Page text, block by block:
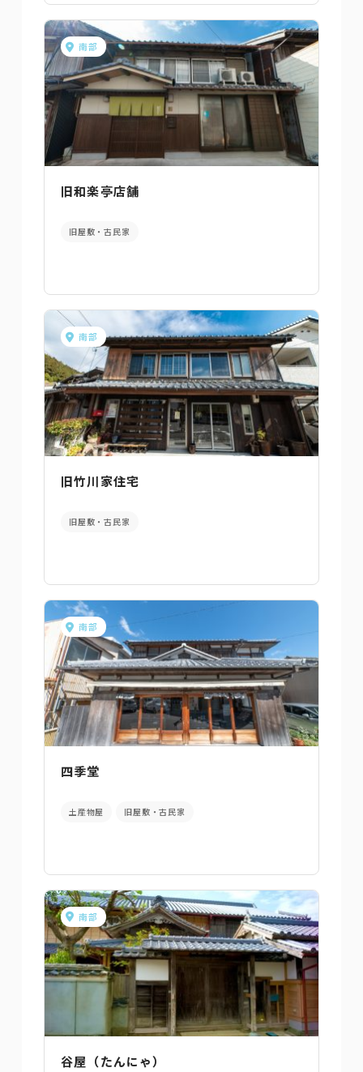
南部
旧和楽亭店舗
旧屋敷・古民家
南部
旧竹川家住宅
旧屋敷・古民家
南部
四季堂
土産物屋 旧屋敷・古民家
南部
谷屋（たんにゃ）